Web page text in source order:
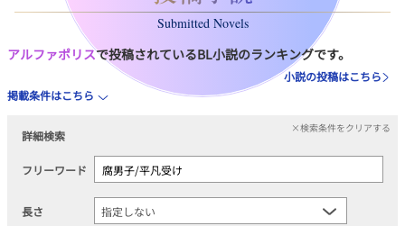
Submitted Novels
アルファポリスで投稿されているBL小説のランキングです。
小説の投稿はこちら
掲載条件はこちら
詳細検索
×検索条件をクリアする
フリーワード
長さ